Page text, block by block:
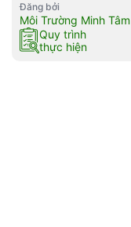
Đăng bởi
Môi Trường Minh Tâm
Quy trình
thực hiện